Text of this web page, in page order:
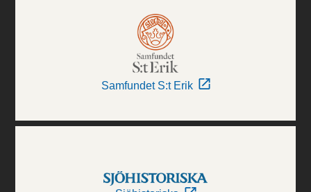
Samfundet S:t Erik